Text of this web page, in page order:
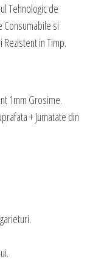
Tehnologic de
Consumabile si
in Timp.
1mm Grosime.
+ Jumatate din